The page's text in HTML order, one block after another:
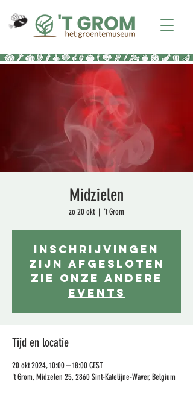
Midzielen
zo 20 okt
  |
't Grom
Inschrijvingen
zijn afgesloten
Zie onze andere
events
Tijd en locatie
20 okt 2024, 10:00 – 18:00 CEST
't Grom, Midzelen 25, 2860 Sint-Katelijne-Waver, Belgium